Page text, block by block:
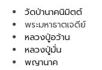
วัดป่านาคนิมิตต์
พระมหาธาตเจดีย์
หลวงปู่อว้าน
หลวงปู่มั่น
พญานาค